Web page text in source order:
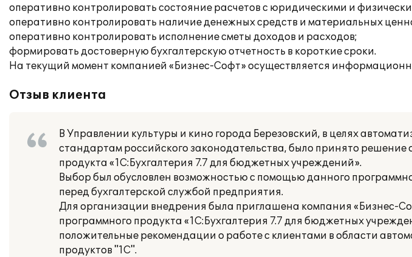
оперативно контролировать состояние расчетов с юридическими и
оперативно контролировать наличие денежных средств и материальных
оперативно контролировать исполнение сметы доходов и расходов;
формировать достоверную бухгалтерскую отчетность в короткие сроки.
На текущий момент компанией «Бизнес-Софт» осуществляется
Отзыв клиента
В Управлении культуры и кино города Березовский, в целях
стандартам российского законодательства, было принято
продукта «1С:Бухгалтерия 7.7 для бюджетных учреждений».
Выбор был обусловлен возможностью с помощью данного
перед бухгалтерской службой предприятия.
Для организации внедрения была приглашена компания «Бизнес-
программного продукта «1С:Бухгалтерия 7.7 для бюджетных
положительные рекомендации о работе с клиентами в области
продуктов "1С".